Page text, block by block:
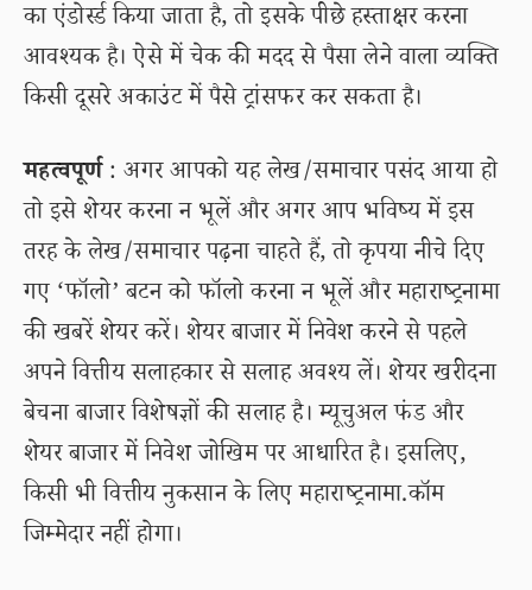
का एंडोर्स्ड किया जाता है, तो इसके पीछे हस्ताक्षर करना
आवश्यक है। ऐसे में चेक की मदद से पैसा लेने वाला व्यक्ति
किसी दूसरे अकाउंट में पैसे ट्रांसफर कर सकता है।
महत्वपूर्ण: अगर आपको यह लेख/समाचार पसंद आया हो
तो इसे शेयर करना न भूलें और अगर आप भविष्य में इस
तरह के लेख/समाचार पढ़ना चाहते हैं, तो कृपया नीचे दिए
गए ‘फॉलो’ बटन को फॉलो करना न भूलें और महाराष्ट्रनामा
की खबरें शेयर करें। शेयर बाजार में निवेश करने से पहले
अपने वित्तीय सलाहकार से सलाह अवश्य लें। शेयर खरीदना
बेचना बाजार विशेषज्ञों की सलाह है। म्यूचुअल फंड और
शेयर बाजार में निवेश जोखिम पर आधारित है। इसलिए,
किसी भी वित्तीय नुकसान के लिए महाराष्ट्रनामा.कॉम
जिम्मेदार नहीं होगा।